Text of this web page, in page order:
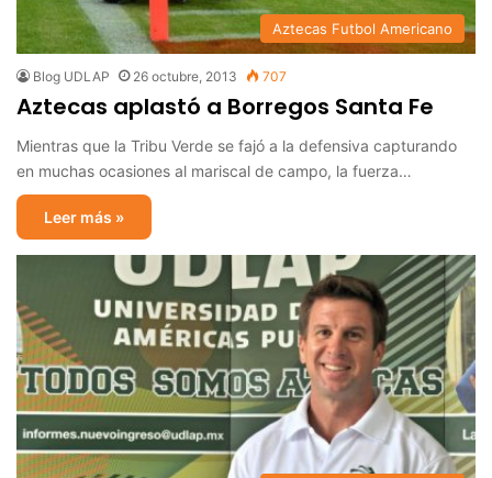
Aztecas Futbol Americano
Blog UDLAP 26 octubre, 2013 707
Aztecas aplastó a Borregos Santa Fe
Mientras que la Tribu Verde se fajó a la defensiva capturando
en muchas ocasiones al mariscal de campo, la fuerza…
Leer más »